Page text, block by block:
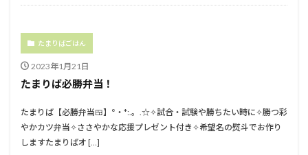
たまりばごはん
2023年1月21日
たまりば必勝弁当！
たまりば【必勝弁当🍱】°・*:.。.☆⁡⁡✧︎試合・試験や勝ちたい時に⁡⁡✧︎勝つ彩
やかカツ弁当⁡⁡✧︎ささやかな応援プレゼント付き⁡⁡✧︎希望名の熨斗でお作り
します⁡⁡⁡⁡たまりばオ […]